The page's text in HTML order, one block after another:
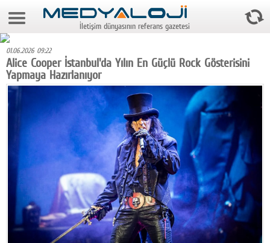
6 Ağustos 2026 3:32:36
Foto Galeri
Video Galeri
Gazeteler
Reyting-tiraj
Teknoloji
Televizyon
Dünya
İletişim dünyasının referans gazetesi
01.06.2026 09:22
Alice Cooper İstanbul'da Yılın En Güçlü Rock Gösterisini
Yapmaya Hazırlanıyor